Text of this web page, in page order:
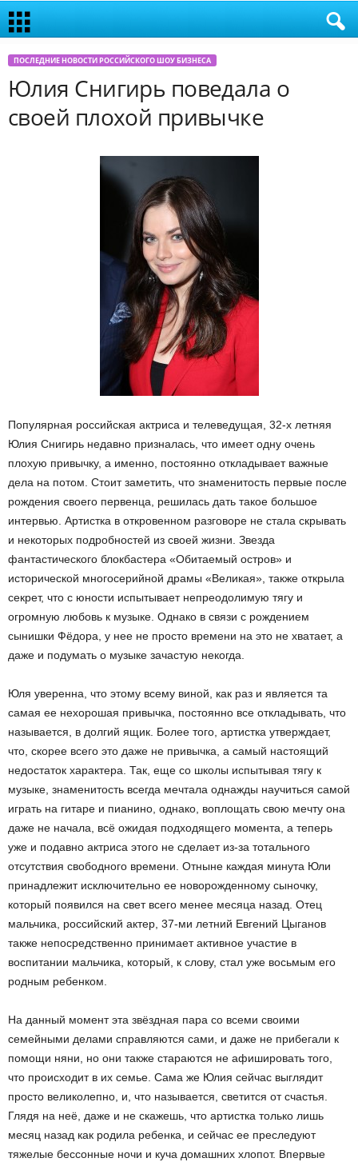
ПОСЛЕДНИЕ НОВОСТИ РОССИЙСКОГО ШОУ БИЗНЕСА
Юлия Снигирь поведала о
своей плохой привычке
Популярная российская актриса и телеведущая, 32-х летняя
Юлия Снигирь недавно призналась, что имеет одну очень
плохую привычку, а именно, постоянно откладывает важные
дела на потом. Стоит заметить, что знаменитость первые после
рождения своего первенца, решилась дать такое большое
интервью. Артистка в откровенном разговоре не стала скрывать
и некоторых подробностей из своей жизни. Звезда
фантастического блокбастера «Обитаемый остров» и
исторической многосерийной драмы «Великая», также открыла
секрет, что с юности испытывает непреодолимую тягу и
огромную любовь к музыке. Однако в связи с рождением
сынишки Фёдора, у нее не просто времени на это не хватает, а
даже и подумать о музыке зачастую некогда.
Юля уверенна, что этому всему виной, как раз и является та
самая ее нехорошая привычка, постоянно все откладывать, что
называется, в долгий ящик. Более того, артистка утверждает,
что, скорее всего это даже не привычка, а самый настоящий
недостаток характера. Так, еще со школы испытывая тягу к
музыке, знаменитость всегда мечтала однажды научиться самой
играть на гитаре и пианино, однако, воплощать свою мечту она
даже не начала, всё ожидая подходящего момента, а теперь
уже и подавно актриса этого не сделает из-за тотального
отсутствия свободного времени. Отныне каждая минута Юли
принадлежит исключительно ее новорожденному сыночку,
который появился на свет всего менее месяца назад. Отец
мальчика, российский актер, 37-ми летний Евгений Цыганов
также непосредственно принимает активное участие в
воспитании мальчика, который, к слову, стал уже восьмым его
родным ребенком.
На данный момент эта звёздная пара со всеми своими
семейными делами справляются сами, и даже не прибегали к
помощи няни, но они также стараются не афишировать того,
что происходит в их семье. Сама же Юлия сейчас выглядит
просто великолепно, и, что называется, светится от счастья.
Глядя на неё, даже и не скажешь, что артистка только лишь
месяц назад как родила ребенка, и сейчас ее преследуют
тяжелые бессонные ночи и куча домашних хлопот. Впервые